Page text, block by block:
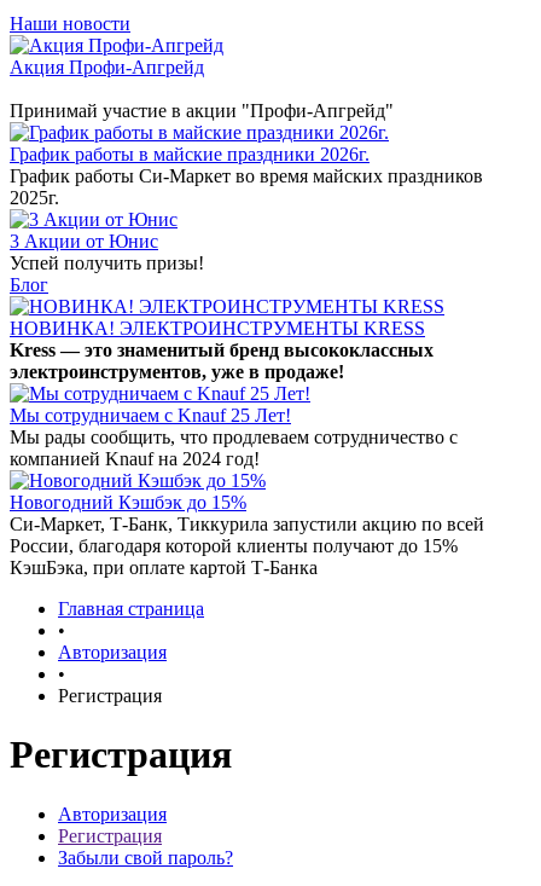
Наши новости
Акция Профи-Апгрейд
Принимай участие в акции "Профи-Апгрейд"
График работы в майские праздники 2026г.
График работы Си-Маркет во время майских праздников
2025г.
3 Акции от Юнис
Успей получить призы!
Блог
НОВИНКА! ЭЛЕКТРОИНСТРУМЕНТЫ KRESS
Kress — это знаменитый бренд высококлассных
электроинструментов, уже в продаже!
Мы сотрудничаем с Knauf 25 Лет!
Мы рады сообщить, что продлеваем сотрудничество с
компанией Knauf на 2024 год!
Новогодний Кэшбэк до 15%
Си-Маркет, Т-Банк, Тиккурила запустили акцию по всей
России, благодаря которой клиенты получают до 15%
КэшБэка, при оплате картой Т-Банка
Главная страница
•
Авторизация
•
Регистрация
Регистрация
Авторизация
Регистрация
Забыли свой пароль?